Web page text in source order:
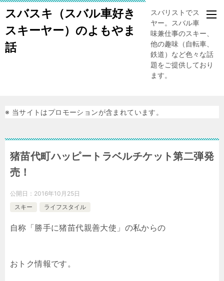
スバスキ（スバル車好き
スキーヤー）のよもやま
話
スバリストでスキー
ヤー。スバル車、趣
味兼仕事のスキー、
他の趣味（自転車、
鉄道）など色々な話
題をご提供しており
ます。
※ 当サイトはプロモーションが含まれています。
猪苗代町ハッピートラベルチケット第二弾発
売！
公開日： 2016年10月25日
スキー
ライフスタイル
自称「勝手に猪苗代親善大使」の私からの
おトク情報です。